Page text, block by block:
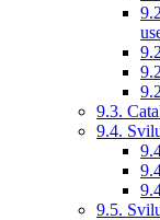
9.3.
9.4.
9.5.